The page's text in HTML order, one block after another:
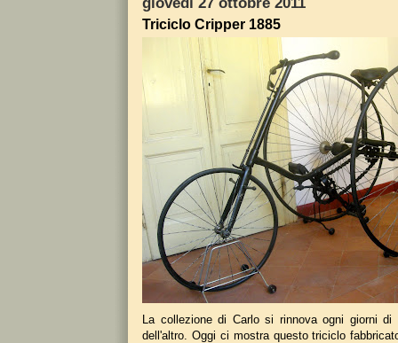
Triciclo Cripper 1885
La collezione di Carlo si rinnova ogni giorni di
dell'altro. Oggi ci mostra questo triciclo